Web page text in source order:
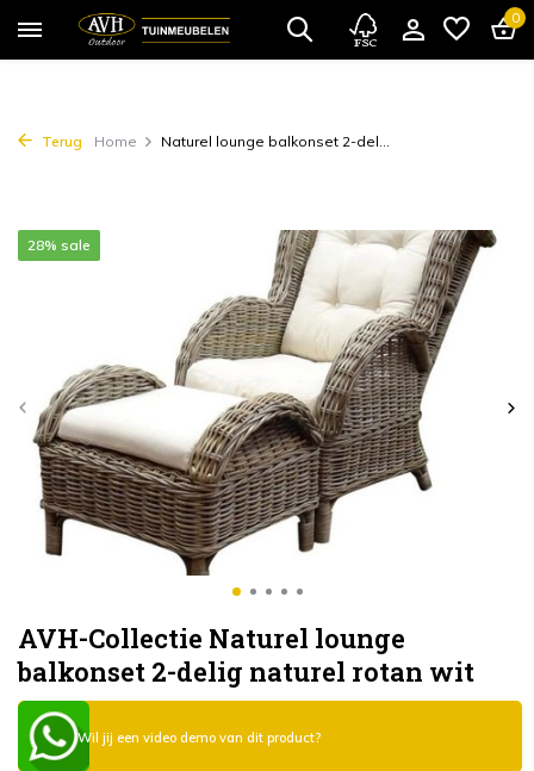
0
Terug Home Naturel lounge balkonset 2-del...
AVH-Collectie Naturel lounge
balkonset 2-delig naturel rotan wit
28% sale
Wil jij een video demo van dit product?